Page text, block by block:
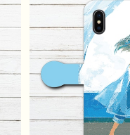
ーカー 作：